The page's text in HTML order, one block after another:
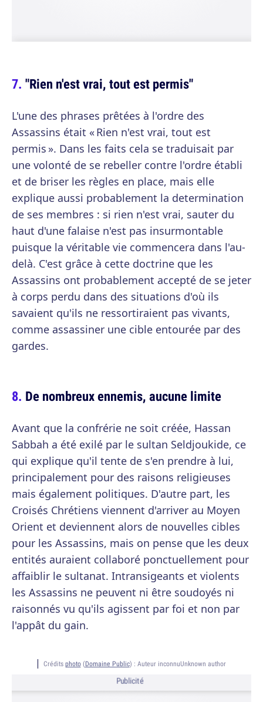
"Rien n'est vrai, tout est permis"
L'une des phrases prêtées à l'ordre des
Assassins était « Rien n'est vrai, tout est
permis ». Dans les faits cela se traduisait par
une volonté de se rebeller contre l'ordre établi
et de briser les règles en place, mais elle
explique aussi probablement la determination
de ses membres : si rien n'est vrai, sauter du
haut d'une falaise n'est pas insurmontable
puisque la véritable vie commencera dans l'au-
delà. C'est grâce à cette doctrine que les
Assassins ont probablement accepté de se jeter
à corps perdu dans des situations d'où ils
savaient qu'ils ne ressortiraient pas vivants,
comme assassiner une cible entourée par des
gardes.
De nombreux ennemis, aucune limite
Avant que la confrérie ne soit créée, Hassan
Sabbah a été exilé par le sultan Seldjoukide, ce
qui explique qu'il tente de s'en prendre à lui,
principalement pour des raisons religieuses
mais également politiques. D'autre part, les
Croisés Chrétiens viennent d'arriver au Moyen
Orient et deviennent alors de nouvelles cibles
pour les Assassins, mais on pense que les deux
entités auraient collaboré ponctuellement pour
affaiblir le sultanat. Intransigeants et violents
les Assassins ne peuvent ni être soudoyés ni
raisonnés vu qu'ils agissent par foi et non par
l'appât du gain.
Crédits photo(Domaine Public) : Auteur inconnuUnknown author
Publicité